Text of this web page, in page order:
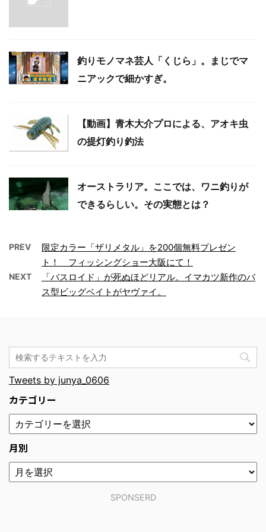
釣りモノマネ芸人「くじら」。まじでマ
ニアックで細かすぎ。
【動画】青木大介プロによる、アオキ虫
の提灯釣り釣法
オーストラリア。ここでは、ワニ釣りが
できるらしい。その実態とは？
PREV
限定カラー「ザリメタル」を200個無料プレゼン
ト！ フィッシングショー大阪にて！
NEXT
「バスロイド」が死ぬほどリアル。イマカツ新作のバ
ス型ビッグベイトがヤヴァイ。
Tweets by junya_0606
カテゴリー
月別
SPONSERD